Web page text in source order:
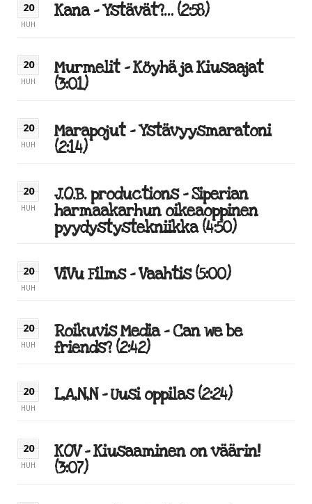
20
HUH
Kana – Ystävät?… (2:58)
20
HUH
Murmelit – Köyhä ja Kiusaajat
(3:01)
20
HUH
Marapojut – Ystävyysmaratoni
(2:14)
20
HUH
J.O.B. productions – Siperian
harmaakarhun oikeaoppinen
pyydystystekniikka (4:50)
20
HUH
ViVu Films – Vaahtis (5:00)
20
HUH
Roikuvis Media – Can we be
friends? (2:42)
20
HUH
L,A,N,N – Uusi oppilas (2:24)
20
HUH
KOV – Kiusaaminen on väärin!
(3:07)